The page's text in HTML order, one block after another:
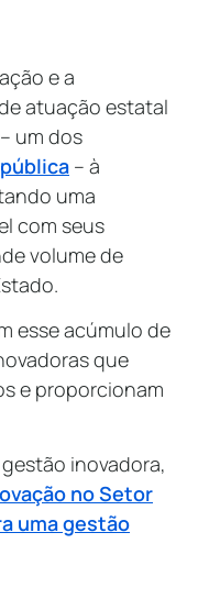
e a
atuação estatal
um dos
– à
uma
com seus
volume de
esse acúmulo de
que
e proporcionam
inovadora,
no Setor
uma gestão